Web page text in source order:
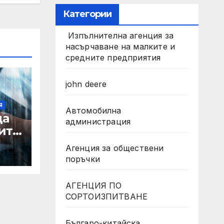
Категории
Изпълнителна агенция за
насърчаване на малките и
средните предприятия
john deere
Автомобилна
администрация
Агенция за обществени
поръчки
АГЕНЦИЯ ПО
СОРТОИЗПИТВАНЕ